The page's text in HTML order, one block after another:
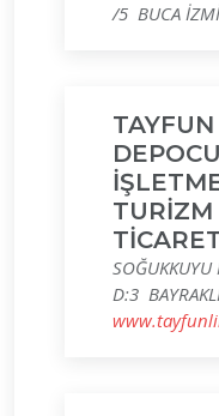
/5 BUCA
TURİZM
D:3